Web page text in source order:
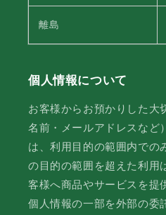
離島
個人情報について
お客様からお預かりした大
名前・メールアドレスなど
は、利用目的の範囲内での
の目的の範囲を超えた利用
客様へ商品やサービスを提
個人情報の一部を外部の委